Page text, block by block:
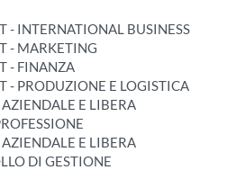
- INTERNATIONAL BUSINESS
- MARKETING
- FINANZA
- PRODUZIONE E LOGISTICA
E LIBERA
E LIBERA
DI GESTIONE